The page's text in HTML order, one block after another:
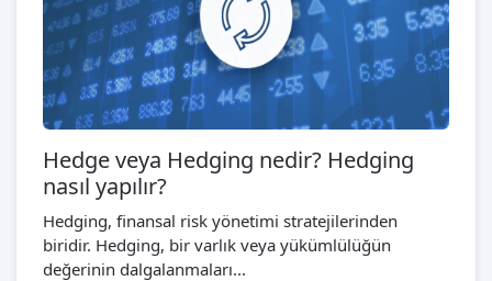
Hedge veya Hedging nedir? Hedging
nasıl yapılır?
Hedging, finansal risk yönetimi stratejilerinden
biridir. Hedging, bir varlık veya yükümlülüğün
değerinin dalgalanmaları...